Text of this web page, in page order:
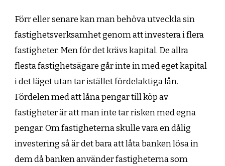
Förr eller senare kan man behöva utveckla sin
fastighetsverksamhet genom att investera i flera
fastigheter. Men för det krävs kapital. De allra
flesta fastighetsägare går inte in med eget kapital
i det läget utan tar istället fördelaktiga lån.
Fördelen med att låna pengar till köp av
fastigheter är att man inte tar risken med egna
pengar. Om fastigheterna skulle vara en dålig
investering så är det bara att låta banken lösa in
dem då banken använder fastigheterna som